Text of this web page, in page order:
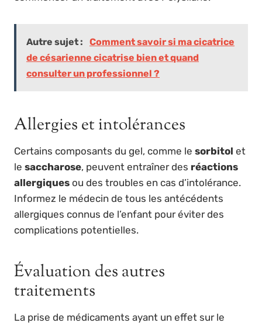
Autre sujet :
Comment savoir si ma cicatrice
de césarienne cicatrise bien et quand
consulter un professionnel ?
Allergies et intolérances
Certains composants du gel, comme le sorbitol et
le saccharose, peuvent entraîner des réactions
allergiques ou des troubles en cas d’intolérance.
Informez le médecin de tous les antécédents
allergiques connus de l’enfant pour éviter des
complications potentielles.
Évaluation des autres
traitements
La prise de médicaments ayant un effet sur le